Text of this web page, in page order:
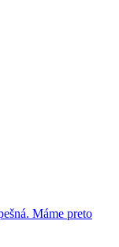
Máme preto